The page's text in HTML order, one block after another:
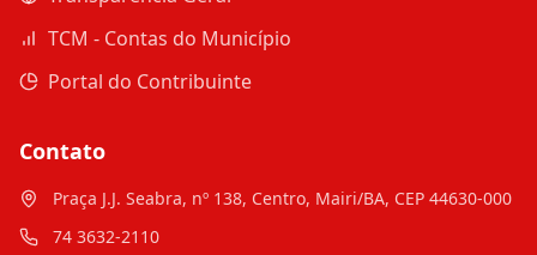
TCM - Contas do Município
Portal do Contribuinte
Contato
Praça J.J. Seabra, nº 138, Centro, Mairi/BA, CEP 44630-000
74 3632-2110